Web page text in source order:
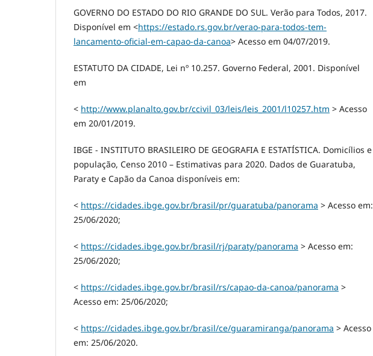
GOVERNO DO ESTADO DO RIO GRANDE DO SUL. Verão para Todos, 2017.
Disponível em <https://estado.rs.gov.br/verao-para-todos-tem-
lancamento-oficial-em-capao-da-canoa> Acesso em 04/07/2019.
ESTATUTO DA CIDADE, Lei nº 10.257. Governo Federal, 2001. Disponível
em
< http://www.planalto.gov.br/ccivil_03/leis/leis_2001/l10257.htm > Acesso
em 20/01/2019.
IBGE - INSTITUTO BRASILEIRO DE GEOGRAFIA E ESTATÍSTICA. Domicílios e
população, Censo 2010 – Estimativas para 2020. Dados de Guaratuba,
Paraty e Capão da Canoa disponíveis em:
< https://cidades.ibge.gov.br/brasil/pr/guaratuba/panorama > Acesso em:
25/06/2020;
< https://cidades.ibge.gov.br/brasil/rj/paraty/panorama > Acesso em:
25/06/2020;
< https://cidades.ibge.gov.br/brasil/rs/capao-da-canoa/panorama >
Acesso em: 25/06/2020;
< https://cidades.ibge.gov.br/brasil/ce/guaramiranga/panorama > Acesso
em: 25/06/2020.